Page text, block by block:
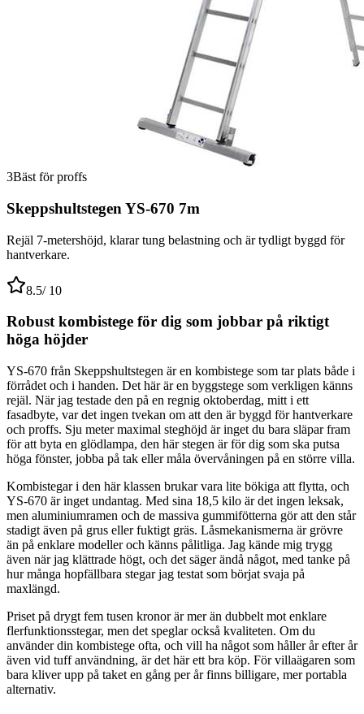
3Bäst för proffs
Skeppshultstegen YS-670 7m
Rejäl 7-metershöjd, klarar tung belastning och är tydligt byggd för
hantverkare.
8.5/ 10
Robust kombistege för dig som jobbar på riktigt
höga höjder
YS-670 från Skeppshultstegen är en kombistege som tar plats både i
förrådet och i handen. Det här är en byggstege som verkligen känns
rejäl. När jag testade den på en regnig oktoberdag, mitt i ett
fasadbyte, var det ingen tvekan om att den är byggd för hantverkare
och proffs. Sju meter maximal steghöjd är inget du bara släpar fram
för att byta en glödlampa, den här stegen är för dig som ska putsa
höga fönster, jobba på tak eller måla övervåningen på en större villa.
Kombistegar i den här klassen brukar vara lite bökiga att flytta, och
YS-670 är inget undantag. Med sina 18,5 kilo är det ingen leksak,
men aluminiumramen och de massiva gummifötterna gör att den står
stadigt även på grus eller fuktigt gräs. Låsmekanismerna är grövre
än på enklare modeller och känns pålitliga. Jag kände mig trygg
även när jag klättrade högt, och det säger ändå något, med tanke på
hur många hopfällbara stegar jag testat som börjat svaja på
maxlängd.
Priset på drygt fem tusen kronor är mer än dubbelt mot enklare
flerfunktionsstegar, men det speglar också kvaliteten. Om du
använder din kombistege ofta, och vill ha något som håller år efter år
även vid tuff användning, är det här ett bra köp. För villaägaren som
bara kliver upp på taket en gång per år finns billigare, mer portabla
alternativ.